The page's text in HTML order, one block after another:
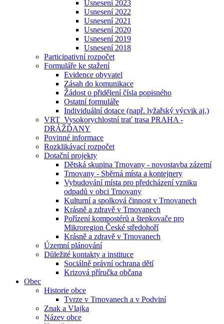
Usnesení 2023
Usnesení 2022
Usnesení 2021
Usnesení 2020
Usnesení 2019
Usnesení 2018
Participativní rozpočet
Formuláře ke stažení
Evidence obyvatel
Zásah do komunikace
Žádost o přidělení čísla popisného
Ostatní formuláře
Individuální dotace (např. lyžařský výcvik aj.)
VRT_Vysokorychlostní trať trasa PRAHA -
DRÁŽĎANY
Povinné informace
Rozklikávací rozpočet
Dotační projekty
Dětská skupina Trnovany - novostavba zázemí
Trnovany - Sběrná místa a kontejnery
Vybudování místa pro předcházení vzniku
odpadů v obci Trnovany
Kulturní a spolková činnost v Trnovanech
Krásně a zdravě v Trnovanech
Pořízení kompostérů a štepkovače pro
Mikroregion České středohoří
Krásně a zdravě v Trnovanech
Územní plánování
Důležité kontakty a instituce
Sociálně právní ochrana dětí
Krizová příručka občana
Obec
Historie obce
Tvrze v Trnovanech a v Podviní
Znak a Vlajka
Název obce